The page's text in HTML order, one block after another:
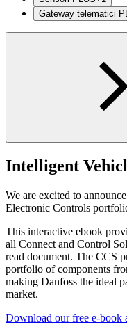
Gateway telematici
Intelligent
We are excited to
Electronic Controls
This interactive ebook
all Connect and Control
read document. The CCS
portfolio of components
making Danfoss the ideal
market.
Download our free e-book